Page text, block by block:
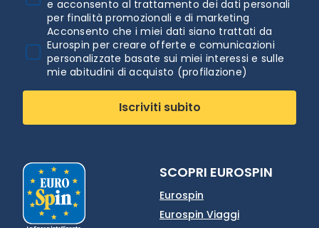
e acconsento al trattamento dei dati personali
per finalità promozionali e di marketing
Acconsento che i miei dati siano trattati da
Eurospin per creare offerte e comunicazioni
personalizzate basate sui miei interessi e sulle
mie abitudini di acquisto (profilazione)
Iscriviti subito
SCOPRI EUROSPIN
Eurospin
Eurospin Viaggi